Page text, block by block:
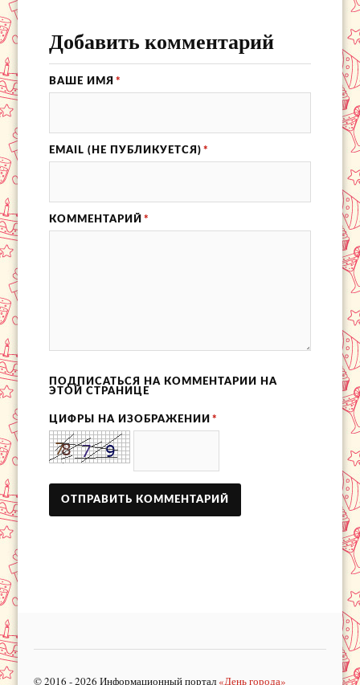
Добавить комментарий
ВАШЕ ИМЯ *
EMAIL (НЕ ПУБЛИКУЕТСЯ) *
КОММЕНТАРИЙ *
ПОДПИСАТЬСЯ НА КОММЕНТАРИИ НА
ЭТОЙ СТРАНИЦЕ
ЦИФРЫ НА ИЗОБРАЖЕНИИ *
© 2016 - 2026 Информационный портал «День города»